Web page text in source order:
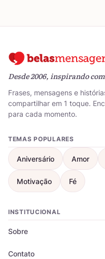
Desde 2006, inspirando
Frases, mensagens e
compartilhar em 1 toque.
para cada momento.
TEMAS POPULARES
Aniversário Amor
Motivação Fé
INSTITUCIONAL
Sobre
Contato